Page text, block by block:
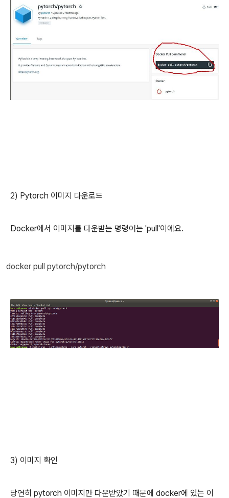
2) Pytorch 이미지 다운로드
Docker에서 이미지를 다운받는 명령어는 'pull'이에요.
docker pull pytorch/pytorch
3) 이미지 확인
당연히 pytorch 이미지만 다운받았기 때문에 docker에 있는 이